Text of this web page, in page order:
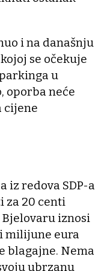
i na današnju
se očekuje
u
oporba neće
cijene
iz redova SDP-a
za 20 centi
iznosi
milijune eura
blagajne. Nema
ubrzanu